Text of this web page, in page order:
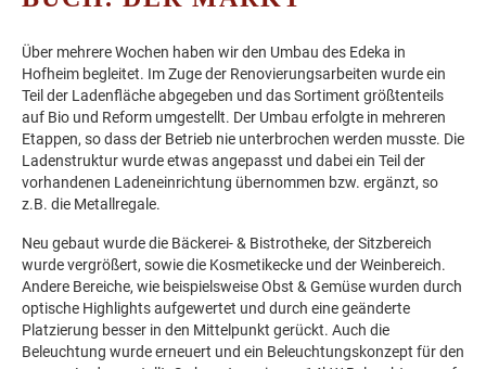
Über mehrere Wochen haben wir den Umbau des Edeka in
Hofheim begleitet. Im Zuge der Renovierungsarbeiten wurde ein
Teil der Ladenfläche abgegeben und das Sortiment größtenteils
auf Bio und Reform umgestellt. Der Umbau erfolgte in mehreren
Etappen, so dass der Betrieb nie unterbrochen werden musste. Die
Ladenstruktur wurde etwas angepasst und dabei ein Teil der
vorhandenen Ladeneinrichtung übernommen bzw. ergänzt, so
z.B. die Metallregale.
Neu gebaut wurde die Bäckerei- & Bistrotheke, der Sitzbereich
wurde vergrößert, sowie die Kosmetikecke und der Weinbereich.
Andere Bereiche, wie beispielsweise Obst & Gemüse wurden durch
optische Highlights aufgewertet und durch eine geänderte
Platzierung besser in den Mittelpunkt gerückt. Auch die
Beleuchtung wurde erneuert und ein Beleuchtungskonzept für den